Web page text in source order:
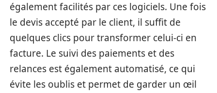
également facilités par ces logiciels. Une fois
le devis accepté par le client, il suffit de
quelques clics pour transformer celui-ci en
facture. Le suivi des paiements et des
relances est également automatisé, ce qui
évite les oublis et permet de garder un œil